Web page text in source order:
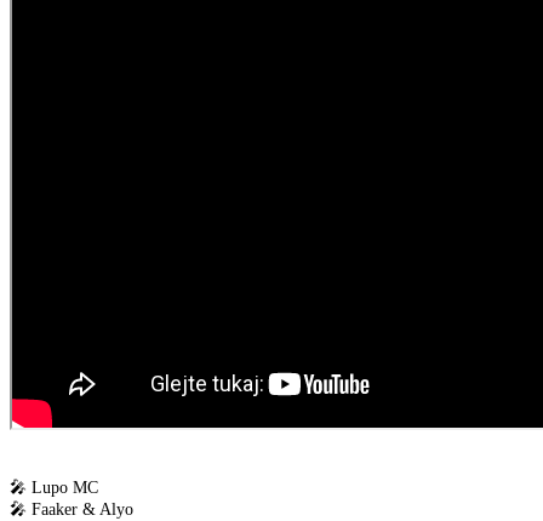
🎤 Lupo MC
🎤 Faaker & Alyo